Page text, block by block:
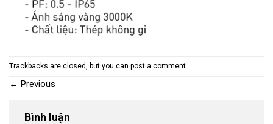
Trackbacks are closed, but you can post a comment.
← Previous
Bình luận